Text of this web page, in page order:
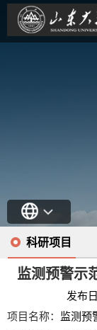
科研项目
监测预警示
发布
项目名称： 监测预